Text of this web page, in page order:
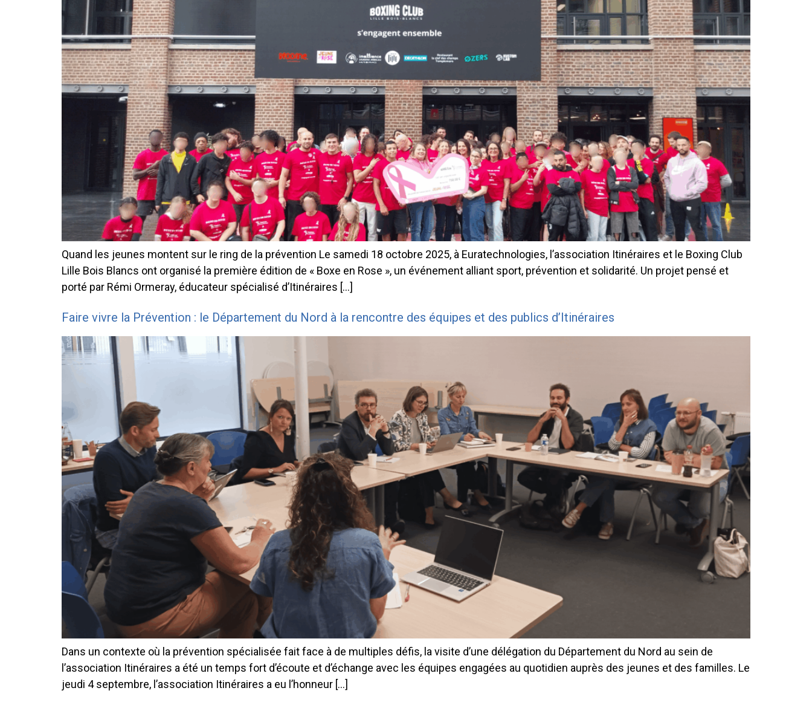
Quand les jeunes montent sur le ring de la prévention Le samedi 18 octobre 2025, à Euratechnologies, l’association Itinéraires et le Boxing Club
Lille Bois Blancs ont organisé la première édition de « Boxe en Rose », un événement alliant sport, prévention et solidarité. Un projet pensé et
porté par Rémi Ormeray, éducateur spécialisé d’Itinéraires […]
Faire vivre la Prévention : le Département du Nord à la rencontre des équipes et des publics d’Itinéraires
Dans un contexte où la prévention spécialisée fait face à de multiples défis, la visite d’une délégation du Département du Nord au sein de
l’association Itinéraires a été un temps fort d’écoute et d’échange avec les équipes engagées au quotidien auprès des jeunes et des familles. Le
jeudi 4 septembre, l’association Itinéraires a eu l’honneur […]